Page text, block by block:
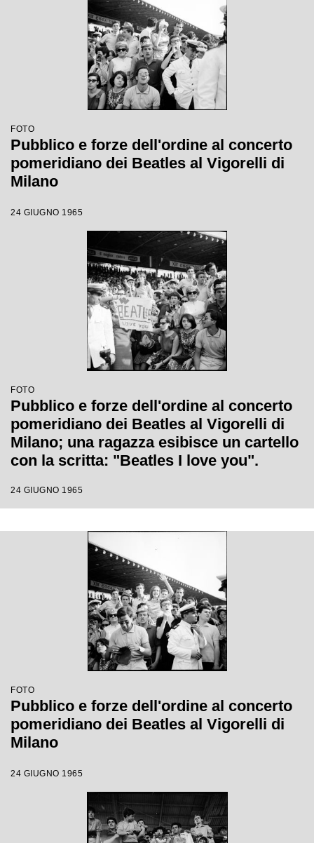
FOTO
Pubblico e forze dell'ordine al concerto
pomeridiano dei Beatles al Vigorelli di
Milano
24 GIUGNO 1965
FOTO
Pubblico e forze dell'ordine al concerto
pomeridiano dei Beatles al Vigorelli di
Milano; una ragazza esibisce un cartello
con la scritta: "Beatles I love you".
24 GIUGNO 1965
FOTO
Pubblico e forze dell'ordine al concerto
pomeridiano dei Beatles al Vigorelli di
Milano
24 GIUGNO 1965